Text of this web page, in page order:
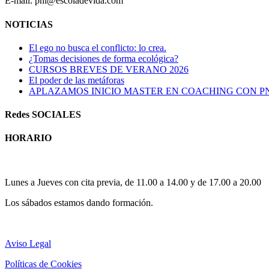
NOTICIAS
El ego no busca el conflicto: lo crea.
¿Tomas decisiones de forma ecológica?
CURSOS BREVES DE VERANO 2026
El poder de las metáforas
APLAZAMOS INICIO MASTER EN COACHING CON
Redes SOCIALES
HORARIO
Lunes a Jueves con cita previa, de 11.00 a 14.00 y de 17.00 a 20.00
Los sábados estamos dando formación.
Aviso Legal
Políticas de Cookies